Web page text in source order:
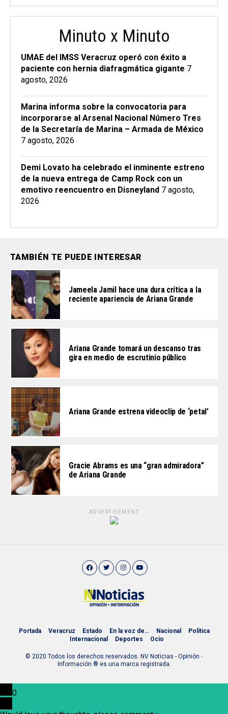
Minuto x Minuto
UMAE del IMSS Veracruz operó con éxito a
paciente con hernia diafragmática gigante 7
agosto, 2026
Marina informa sobre la convocatoria para
incorporarse al Arsenal Nacional Número Tres
de la Secretaría de Marina – Armada de México
7 agosto, 2026
Demi Lovato ha celebrado el inminente estreno
de la nueva entrega de Camp Rock con un
emotivo reencuentro en Disneyland 7 agosto,
2026
TAMBIÉN TE PUEDE INTERESAR
Jameela Jamil hace una dura crítica a la
reciente apariencia de Ariana Grande
Ariana Grande tomará un descanso tras
gira en medio de escrutinio público
Ariana Grande estrena videoclip de ‘petal’
Gracie Abrams es una “gran admiradora”
de Ariana Grande
ADVERTISEMENT
Portada Veracruz Estado En la voz de… Nacional
Política
Internacional
Deportes Ocio
© 2020 Todos los derechos reservados. NV Noticias - Opinión ∙
Información ® es una marca registrada.
0